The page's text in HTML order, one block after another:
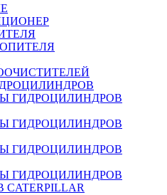
ГИДРОЦИЛИНДРОВ
ГИДРОЦИЛИНДРОВ
ГИДРОЦИЛИНДРОВ
ГИДРОЦИЛИНДРОВ